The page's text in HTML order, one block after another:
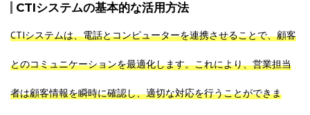
CTIシステムの基本的な活用方法
CTIシステムは、電話とコンピューターを連携させることで、顧客
とのコミュニケーションを最適化します。これにより、営業担当
者は顧客情報を瞬時に確認し、適切な対応を行うことができま